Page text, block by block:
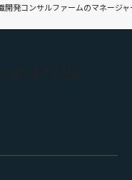
開発コンサルファームのマネージ